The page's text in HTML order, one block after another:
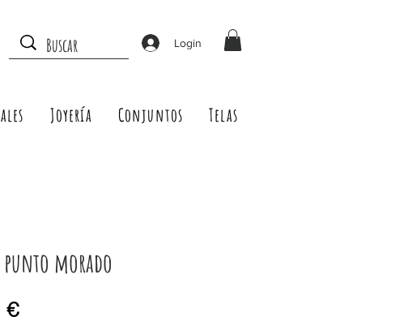
Login
Joyería Conjuntos Telas
morado